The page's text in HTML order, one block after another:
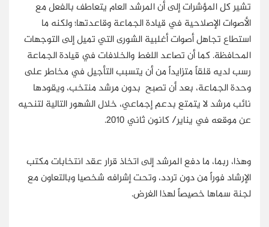
تشير كل المؤشرات إلى أن المرشد العام يتعاطف بالفعل مع
الأصوات الإصلاحية في قيادة الجماعة وقاعدتها؛ ولكنه ما
استطاع تجاهل أصوات أغلبية الشورى التي تميل إلى التوجهات
المحافظة. كما أن تصاعد اللغط والخلافات في قيادة الجماعة
رسب لديه قلقاً متزايداً من أن يتسبب التأجيل في مخاطر على
وحدة الجماعة، بعد أن تصبح بدون مرشد منتخب، ويقودها
نائب مرشد لا يتمتع بدعم إجماعي، خلال الشهور التالية لتنحيه
عن موقعه في يناير/ كانون ثاني 2010.
وهذا، ربما، ما دفع المرشد إلى اتخاذ قرار عقد انتخابات مكتب
الإرشاد فوراً من دون تردد، وتحت إشرافه شخصيا وبالتعاون مع
لجنة سماها خصيصاً لهذا الغرض.